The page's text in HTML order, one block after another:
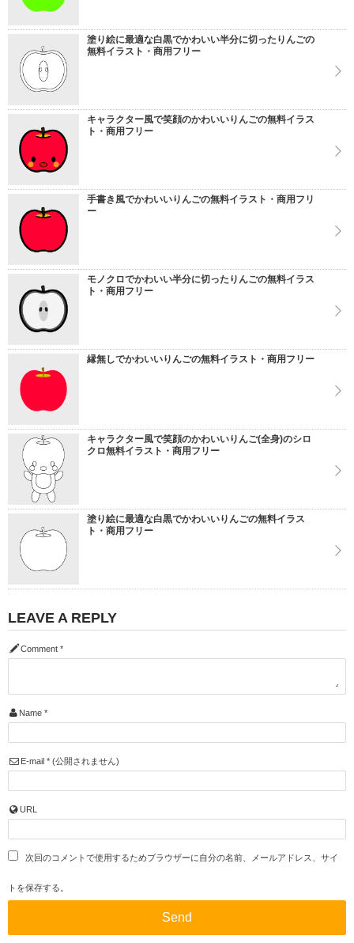
塗り絵に最適な白黒でかわいい半分に切ったりんごの
無料イラスト・商用フリー
キャラクター風で笑顔のかわいいりんごの無料イラス
ト・商用フリー
手書き風でかわいいりんごの無料イラスト・商用フリ
ー
モノクロでかわいい半分に切ったりんごの無料イラス
ト・商用フリー
縁無しでかわいいりんごの無料イラスト・商用フリー
キャラクター風で笑顔のかわいいりんご(全身)のシロ
クロ無料イラスト・商用フリー
塗り絵に最適な白黒でかわいいりんごの無料イラス
ト・商用フリー
LEAVE A REPLY
Comment *
Name *
E-mail *(公開されません)
URL
次回のコメントで使用するためブラウザーに自分の名前、メールアドレス、サイ
トを保存する。